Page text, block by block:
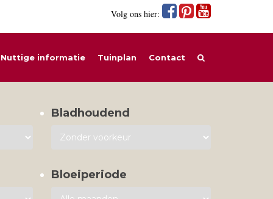
Volg ons hier:
Nuttige informatie Tuinplan Contact
Bladhoudend
Bloeiperiode